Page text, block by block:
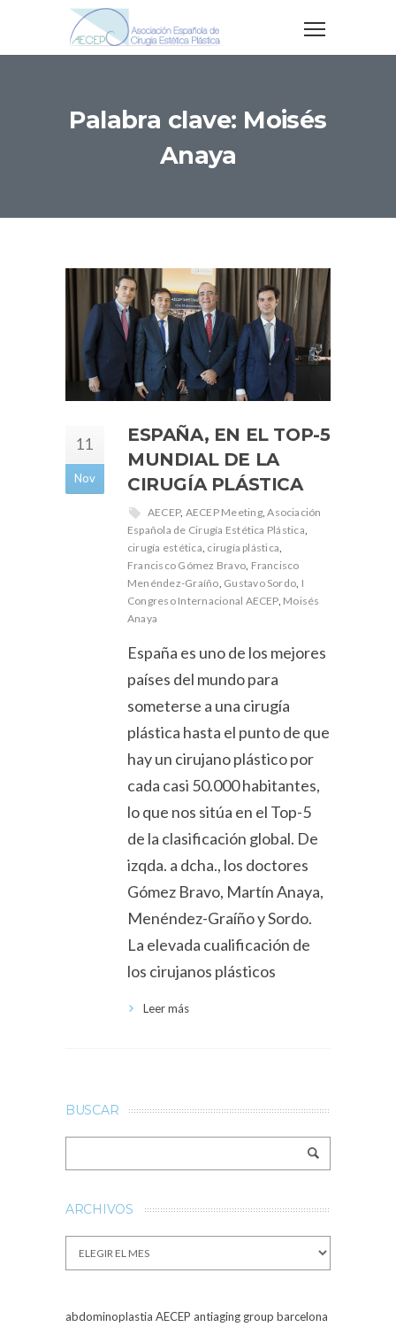
Palabra clave: Moisés
Anaya
11
Nov
ESPAÑA, EN EL TOP-5
MUNDIAL DE LA
CIRUGÍA PLÁSTICA
AECEP, AECEP Meeting,Asociación
Española de Cirugía Estética Plástica,
cirugía estética, cirugía plástica,
Francisco Gómez Bravo, Francisco
Menéndez-Graíño, Gustavo Sordo, I
Congreso Internacional AECEP, Moisés
Anaya
España es uno de los mejores
países del mundo para
someterse a una cirugía
plástica hasta el punto de que
hay un cirujano plástico por
cada casi 50.000 habitantes,
lo que nos sitúa en el Top-5
de la clasificación global. De
izqda. a dcha., los doctores
Gómez Bravo, Martín Anaya,
Menéndez-Graíño y Sordo.
La elevada cualificación de
los cirujanos plásticos
Leer más
BUSCAR
ARCHIVOS
Archivos
abdominoplastia AECEP antiaging group barcelona